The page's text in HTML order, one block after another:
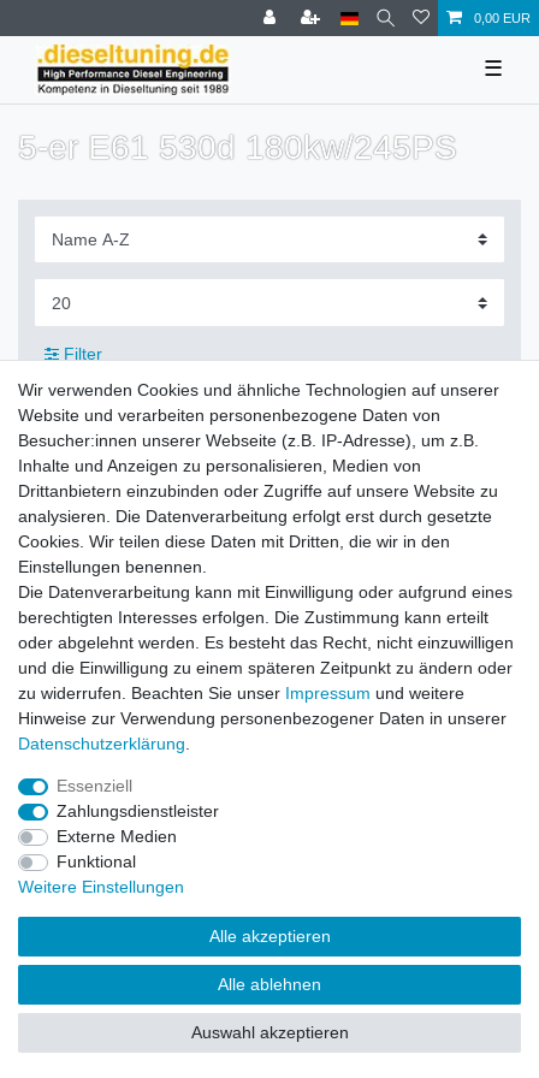
0,00 EUR
☰
5-er E61 530d 180kw/245PS
Filter
Zahlung und Versand
Daten­schutz­erklärung
Barrierefreiheitserklärung Widerrufs­recht
Vertrag widerrufen
© Copyright 2026 | Alle Rechte vorbehalten.
Wir verwenden Cookies und ähnliche Technologien auf unserer
Website und verarbeiten personenbezogene Daten von
Besucher:innen unserer Webseite (z.B. IP-Adresse), um z.B.
Inhalte und Anzeigen zu personalisieren, Medien von
Drittanbietern einzubinden oder Zugriffe auf unsere Website zu
analysieren. Die Datenverarbeitung erfolgt erst durch gesetzte
Cookies. Wir teilen diese Daten mit Dritten, die wir in den
Einstellungen benennen.
Die Datenverarbeitung kann mit Einwilligung oder aufgrund eines
berechtigten Interesses erfolgen. Die Zustimmung kann erteilt
oder abgelehnt werden. Es besteht das Recht, nicht einzuwilligen
und die Einwilligung zu einem späteren Zeitpunkt zu ändern oder
zu widerrufen. Beachten Sie unser Impressum und weitere
Hinweise zur Verwendung personenbezogener Daten in unserer
Daten­schutz­erklärung
Essenziell
Zahlungsdienstleister
Externe Medien
Funktional
Weitere Einstellungen
Alle akzeptieren
Alle ablehnen
Auswahl akzeptieren